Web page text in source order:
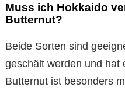
Muss ich Hokkaido
Butternut?
Beide Sorten sind
geschält werden und hat
Butternut ist besonders